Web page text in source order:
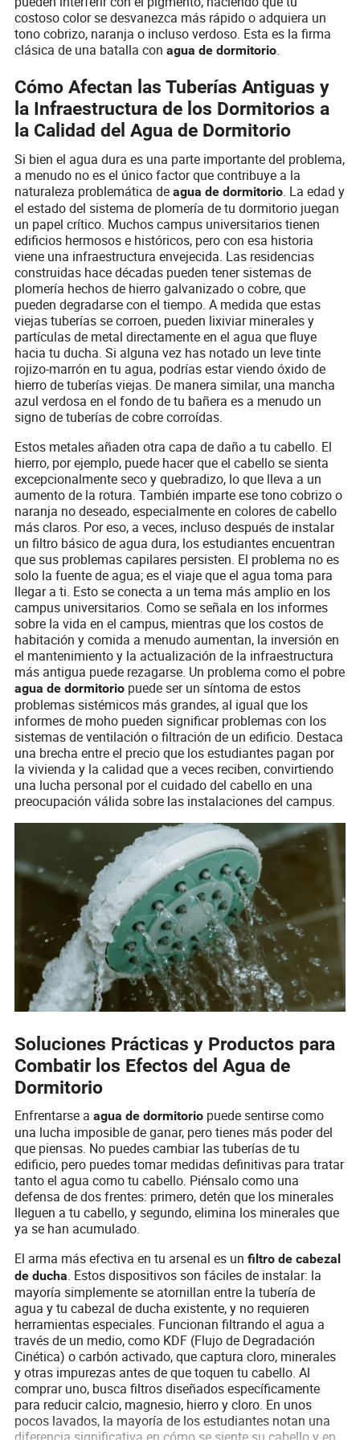
costoso color se desvanezca más rápido o adquiera un
tono cobrizo, naranja o incluso verdoso. Esta es la firma
clásica de una batalla conagua de dormitorio.
Cómo Afectan las Tuberías Antiguas y
la Infraestructura de los Dormitorios a
la Calidad del Agua de Dormitorio
Si bien el agua dura es una parte importante del problema,
a menudo no es el único factor que contribuye a la
naturaleza problemática deagua de dormitorio. La edad y
el estado del sistema de plomería de tu dormitorio juegan
un papel crítico. Muchos campus universitarios tienen
edificios hermosos e históricos, pero con esa historia
viene una infraestructura envejecida. Las residencias
construidas hace décadas pueden tener sistemas de
plomería hechos de hierro galvanizado o cobre, que
pueden degradarse con el tiempo. A medida que estas
viejas tuberías se corroen, pueden lixiviar minerales y
partículas de metal directamente en el agua que fluye
hacia tu ducha. Si alguna vez has notado un leve tinte
rojizo-marrón en tu agua, podrías estar viendo óxido de
hierro de tuberías viejas. De manera similar, una mancha
azul verdosa en el fondo de tu bañera es a menudo un
signo de tuberías de cobre corroídas.
Estos metales añaden otra capa de daño a tu cabello. El
hierro, por ejemplo, puede hacer que el cabello se sienta
excepcionalmente seco y quebradizo, lo que lleva a un
aumento de la rotura. También imparte ese tono cobrizo o
naranja no deseado, especialmente en colores de cabello
más claros. Por eso, a veces, incluso después de instalar
un filtro básico de agua dura, los estudiantes encuentran
que sus problemas capilares persisten. El problema no es
solo la fuente de agua; es el viaje que el agua toma para
llegar a ti. Esto se conecta a un tema más amplio en los
campus universitarios. Como se señala en los informes
sobre la vida en el campus, mientras que los costos de
habitación y comida a menudo aumentan, la inversión en
el mantenimiento y la actualización de la infraestructura
más antigua puede rezagarse. Un problema como el pobre
agua de dormitorio puede ser un síntoma de estos
problemas sistémicos más grandes, al igual que los
informes de moho pueden significar problemas con los
sistemas de ventilación o filtración de un edificio. Destaca
una brecha entre el precio que los estudiantes pagan por
la vivienda y la calidad que a veces reciben, convirtiendo
una lucha personal por el cuidado del cabello en una
preocupación válida sobre las instalaciones del campus.
Soluciones Prácticas y Productos para
Combatir los Efectos del Agua de
Dormitorio
Enfrentarse aagua de dormitorio puede sentirse como
una lucha imposible de ganar, pero tienes más poder del
que piensas. No puedes cambiar las tuberías de tu
edificio, pero puedes tomar medidas definitivas para tratar
tanto el agua como tu cabello. Piénsalo como una
defensa de dos frentes: primero, detén que los minerales
lleguen a tu cabello, y segundo, elimina los minerales que
ya se han acumulado.
El arma más efectiva en tu arsenal es unfiltro de cabezal
de ducha. Estos dispositivos son fáciles de instalar: la
mayoría simplemente se atornillan entre la tubería de
agua y tu cabezal de ducha existente, y no requieren
herramientas especiales. Funcionan filtrando el agua a
través de un medio, como KDF (Flujo de Degradación
Cinética) o carbón activado, que captura cloro, minerales
y otras impurezas antes de que toquen tu cabello. Al
comprar uno, busca filtros diseñados específicamente
para reducir calcio, magnesio, hierro y cloro. En unos
pocos lavados, la mayoría de los estudiantes notan una